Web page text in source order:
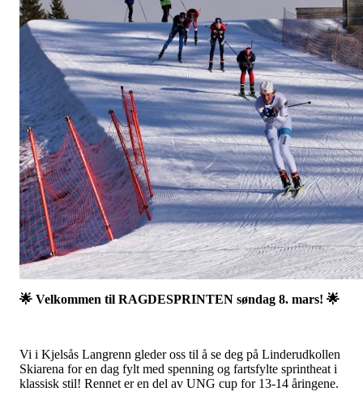
🌟 Velkommen til RAGDESPRINTEN søndag 8. mars! 🌟
Vi i Kjelsås Langrenn gleder oss til å se deg på Linderudkollen
Skiarena for en dag fylt med spenning og fartsfylte sprintheat i
klassisk stil! Rennet er en del av UNG cup for 13-14 åringene.